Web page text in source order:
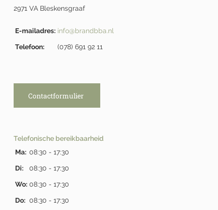
2971 VA Bleskensgraaf
E-mailadres: info@brandbba.nl
Telefoon: (078) 691 92 11
Contactformulier
Telefonische bereikbaarheid
Ma: 08:30 - 17:30
Di: 08:30 - 17:30
Wo: 08:30 - 17:30
Do: 08:30 - 17:30